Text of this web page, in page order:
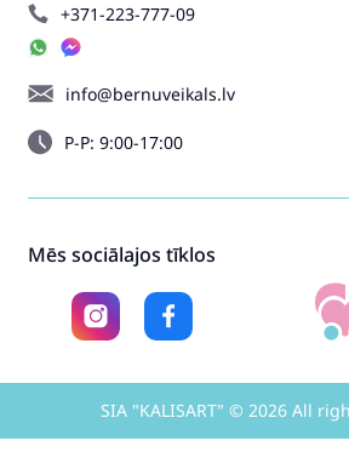
+371-223-777-09
info@bernuveikals.lv
P-P: 9:00-17:00
Mēs sociālajos tīklos
SIA "KALISART" © 2026 All